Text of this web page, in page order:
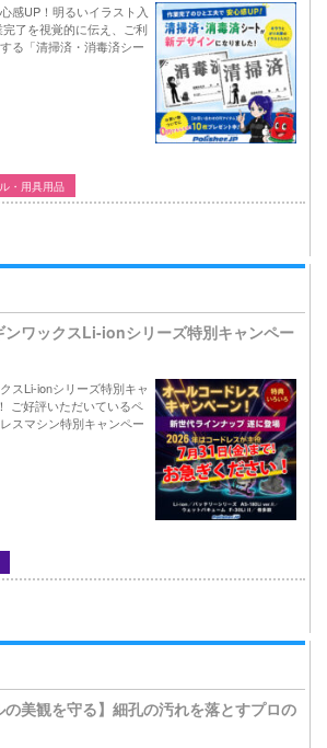
感UP！明るいイラスト入
了を視覚的に伝え、ご利
る「清掃済・消毒済シー
・用具用品
ンワックスLi-ionシリーズ特別キャンペー
スLi-ionシリーズ特別キャ
ご好評いただいているペ
スマシン特別キャンペー
の美観を守る】細孔の汚れを落とすプロの